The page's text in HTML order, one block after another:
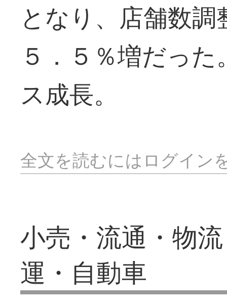
となり、店舗数
５．５％増だっ
ス成長。
全文を読むにはログイン
小売・流通・物
運・自動車